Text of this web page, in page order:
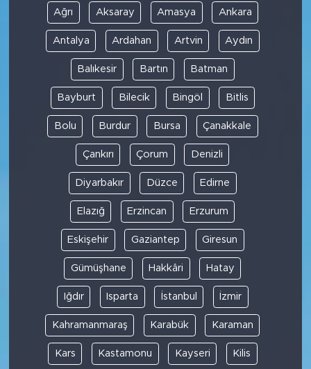
Ağrı Aksaray Amasya Ankara
Antalya Ardahan Artvin Aydın
Balıkesir Bartın Batman
Bayburt Bilecik Bingöl Bitlis
Bolu Burdur Bursa Çanakkale
Çankırı Çorum Denizli
Diyarbakır Düzce Edirne
Elazığ Erzincan Erzurum
Eskişehir Gaziantep Giresun
Gümüşhane Hakkâri Hatay
Iğdır Isparta İstanbul İzmir
Kahramanmaraş Karabük Karaman
Kars Kastamonu Kayseri Kilis